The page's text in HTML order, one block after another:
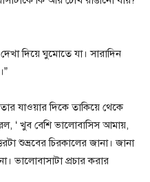
দিয়ে ঘুমোতে যা। সারাদিন
যাওয়ার দিকে তাকিয়ে থেকে
‘ খুব বেশি ভালোবাসিস আমায়,
শুভ্রবের চিরকালের জানা। জানা
ভালোবাসাটা প্রচার করার